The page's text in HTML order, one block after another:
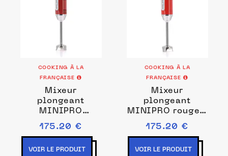
COOKING À LA
FRANÇAISE
Mixeur
plongeant
MINIPRO
framboise /
blanc Couleurs
Framboise/blanc
175.20 €
VOIR LE PRODUIT
COOKING À LA
FRANÇAISE
Mixeur
plongeant
MINIPRO rouge /
noir Prise de
courant EU
175.20 €
VOIR LE PRODUIT